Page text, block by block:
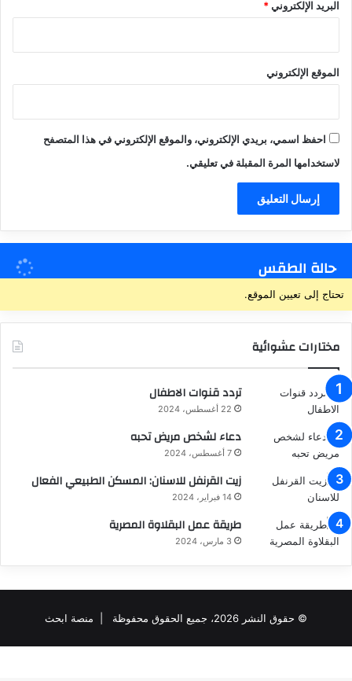
البريد الإلكتروني*
الموقع الإلكتروني
احفظ اسمي، بريدي الإلكتروني، والموقع الإلكتروني في هذا المتصفح
لاستخدامها المرة المقبلة في تعليقي.
حالة الطقس
تحتاج إلى تعيين الموقع.
مختارات عشوائية
تردد قنوات الاطفال
22 أغسطس، 2024
دعاء لشخص مريض تحبه
7 أغسطس، 2024
زيت القرنفل للاسنان: المسكن الطبيعي الفعال
14 فبراير، 2024
طريقة عمل البقلاوة المصرية
3 مارس، 2024
© حقوق النشر 2026، جميع الحقوق محفوظة | منصة ابحث